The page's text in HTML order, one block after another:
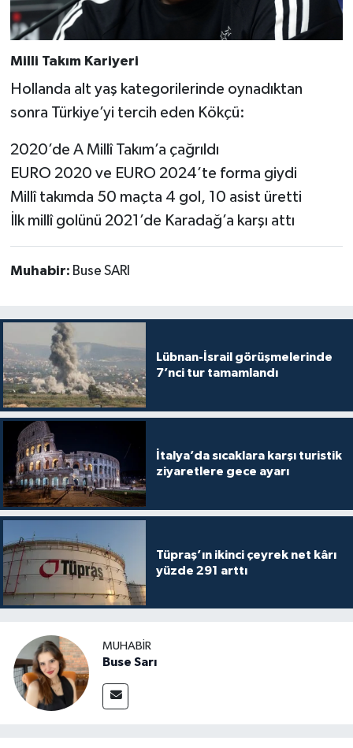
Milli Takım Kariyeri
Hollanda alt yaş kategorilerinde oynadıktan
sonra Türkiye’yi tercih eden Kökçü:
2020’de A Millî Takım’a çağrıldı
EURO 2020 ve EURO 2024’te forma giydi
Millî takımda 50 maçta 4 gol, 10 asist üretti
İlk millî golünü 2021’de Karadağ’a karşı attı
Muhabir: Buse SARI
Lübnan-İsrail görüşmelerinde
7’nci tur tamamlandı
İtalya’da sıcaklara karşı turistik
ziyaretlere gece ayarı
Tüpraş’ın ikinci çeyrek net kârı
yüzde 291 arttı
MUHABIR
Buse Sarı